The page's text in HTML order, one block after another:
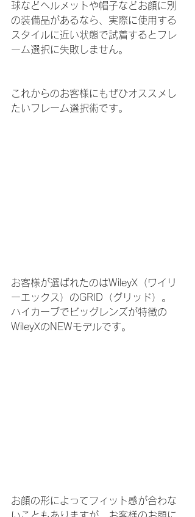
球などヘルメットや帽子などお顔に別
の装備品があるなら、実際に使用する
スタイルに近い状態で試着するとフレ
ーム選択に失敗しません。
これからのお客様にもぜひオススメし
たいフレーム選択術です。
お客様が選ばれたのはWileyX（ワイリ
ーエックス）のGRID（グリッド）。
ハイカーブでビッグレンズが特徴の
WileyXのNEWモデルです。
お顔の形によってフィット感が合わな